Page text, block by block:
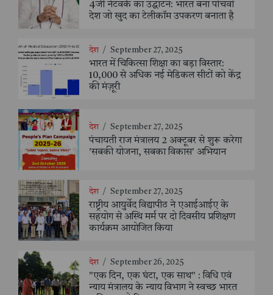
4जी नेटवर्क का उद्घाटन: भारत बना पांचवां
देश जो खुद का टेलीकॉम उपकरण बनाता है
देश / September 27, 2025
भारत में चिकित्सा शिक्षा का बड़ा विस्तार:
10,000 से अधिक नई मेडिकल सीटों को केंद्र
की मंज़ूरी
देश / September 27, 2025
पंचायती राज मंत्रालय 2 अक्टूबर से शुरू करेगा
'सबकी योजना, सबका विकास' अभियान
देश / September 27, 2025
राष्ट्रीय आयुर्वेद विद्यापीठ ने एआईआईए के
सहयोग से अस्थि मर्म पर दो दिवसीय प्रशिक्षण
कार्यक्रम आयोजित किया
देश / September 26, 2025
"एक दिन, एक घंटा, एक साथ" : विधि एवं
न्याय मंत्रालय के न्याय विभाग ने स्वच्छ भारत